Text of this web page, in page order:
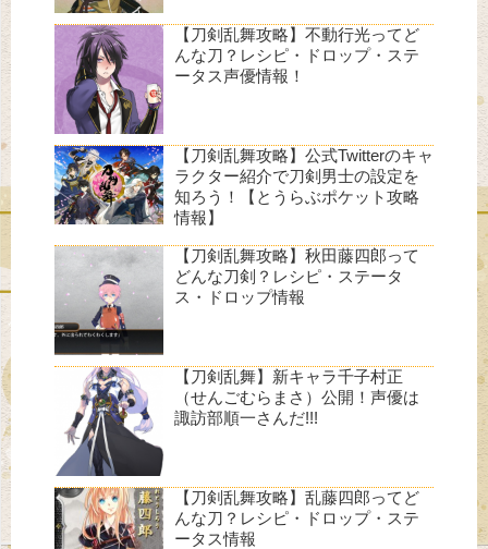
【刀剣乱舞攻略】不動行光ってど
んな刀？レシピ・ドロップ・ステ
ータス声優情報！
【刀剣乱舞攻略】公式Twitterのキャ
ラクター紹介で刀剣男士の設定を
知ろう！【とうらぶポケット攻略
情報】
【刀剣乱舞攻略】秋田藤四郎って
どんな刀剣？レシピ・ステータ
ス・ドロップ情報
【刀剣乱舞】新キャラ千子村正
（せんごむらまさ）公開！声優は
諏訪部順一さんだ!!!
【刀剣乱舞攻略】乱藤四郎ってど
んな刀？レシピ・ドロップ・ステ
ータス情報